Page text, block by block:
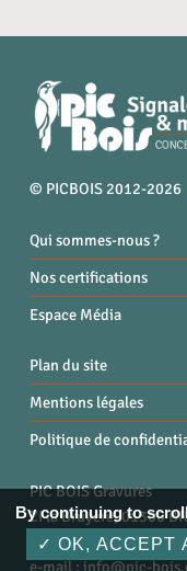
© PICBOIS 2012-2026
Qui sommes-nous ?
Nos certifications
Espace Média
Plan du site
Mentions légales
Politique de
PIC BOIS Gravures
ZI la Bruyère, 01300
Tél. : 04 79 87 96 40
e-mail :info@pic-
By continuing to
OK, ACCEPT